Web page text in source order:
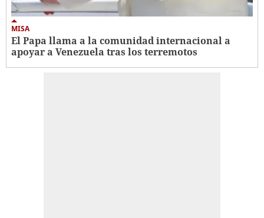
MISA
El Papa llama a la comunidad internacional a
apoyar a Venezuela tras los terremotos